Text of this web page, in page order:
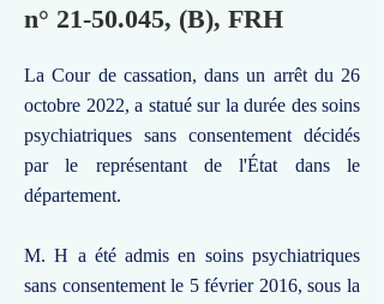
n° 21-50.045, (B), FRH
La Cour de cassation, dans un arrêt du 26
octobre 2022, a statué sur la durée des soins
psychiatriques sans consentement décidés
par le représentant de l'État dans le
département.
M. H a été admis en soins psychiatriques
sans consentement le 5 février 2016, sous la